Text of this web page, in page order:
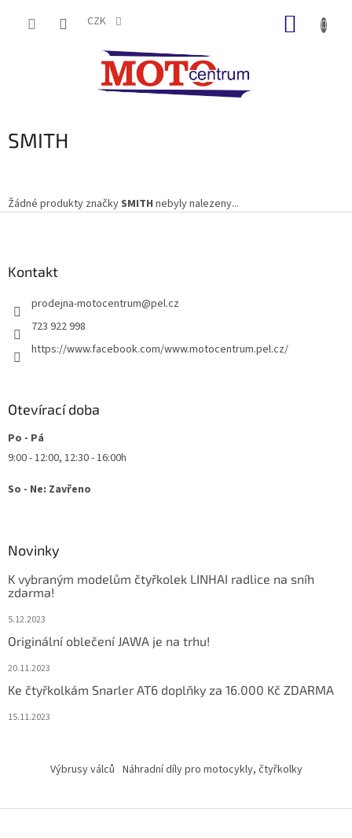
CZK
SMITH
Žádné produkty značkySMITH nebyly nalezeny...
Kontakt
prodejna-motocentrum@pel.cz
723 922 998
https://www.facebook.com/www.motocentrum.pel.cz/
Otevírací doba
Po - Pá
9:00 - 12:00, 12:30 - 16:00h
So - Ne: Zavřeno
Novinky
K vybraným modelům čtyřkolek LINHAI radlice na sníh
zdarma!
5.12.2023
Originální oblečení JAWA je na trhu!
20.11.2023
Ke čtyřkolkám Snarler AT6 doplňky za 16.000 Kč ZDARMA
15.11.2023
Výbrusy válců Náhradní díly pro motocykly, čtyřkolky